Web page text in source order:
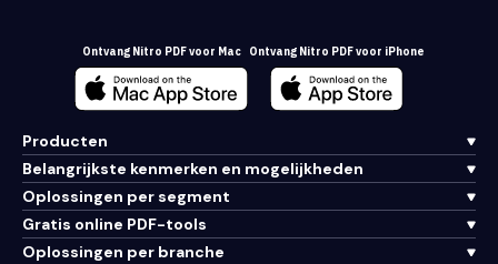
Ontvang Nitro PDF voor Mac Ontvang Nitro PDF voor iPhone
Producten
Belangrijkste kenmerken en mogelijkheden
Oplossingen per segment
Gratis online PDF-tools
Oplossingen per branche